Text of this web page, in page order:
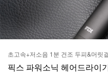
초고속+저소음 1분 건조 두피&머릿
픽스 파워소닉 헤어드라이